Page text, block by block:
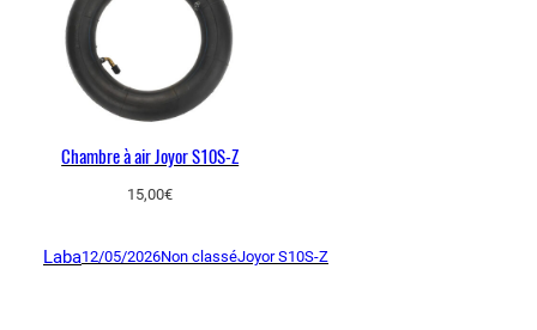
Chambre à air Joyor S10S-Z
15,00€
Laba12/05/2026Non classéJoyor S10S-Z